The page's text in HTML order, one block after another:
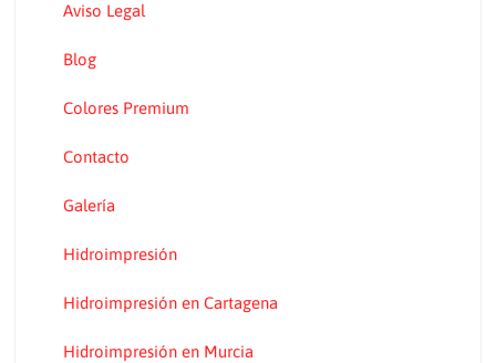
Aviso Legal
Blog
Colores Premium
Contacto
Galería
Hidroimpresión
Hidroimpresión en Cartagena
Hidroimpresión en Murcia